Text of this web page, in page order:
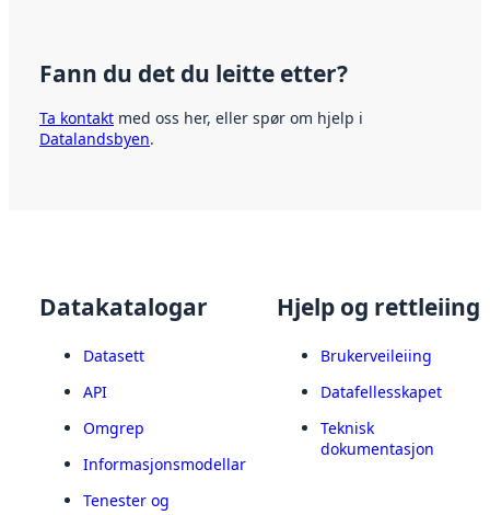
Fann du det du leitte etter?
Ta kontakt med oss her, eller spør om hjelp i
Datalandsbyen.
Datakatalogar
Datasett
API
Omgrep
Informasjonsmodellar
Tenester og
Hjelp og rettleiing
Brukerveileiing
Datafellesskapet
Teknisk
dokumentasjon